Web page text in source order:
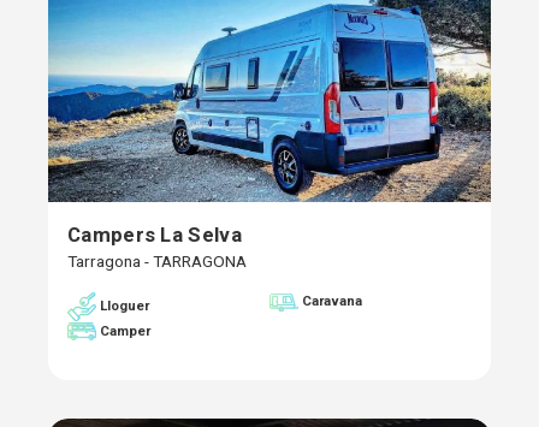
Campers La Selva
Tarragona - TARRAGONA
Lloguer
Caravana
Camper